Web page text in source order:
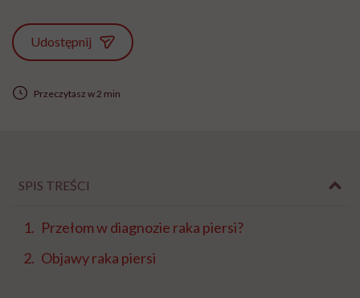
Udostępnij
Przeczytasz w 2 min
SPIS TREŚCI
Przełom w diagnozie raka piersi?
Objawy raka piersi